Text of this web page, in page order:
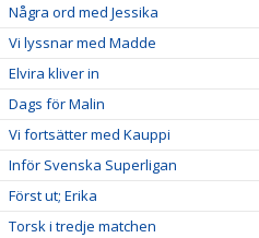
Några ord med Jessika
Vi lyssnar med Madde
Elvira kliver in
Dags för Malin
Vi fortsätter med Kauppi
Inför Svenska Superligan
Först ut; Erika
Torsk i tredje matchen